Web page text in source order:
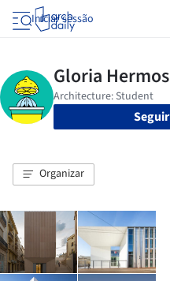
Iniciar sessão
Seguir
Organizar